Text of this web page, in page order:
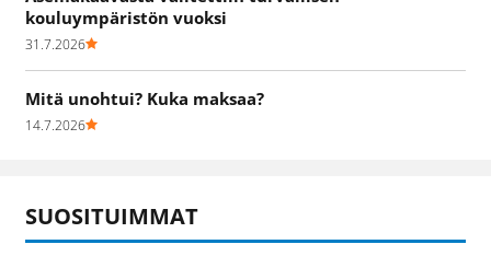
kouluympäristön vuoksi
31.7.2026
Mitä unohtui? Kuka maksaa?
14.7.2026
SUOSITUIMMAT